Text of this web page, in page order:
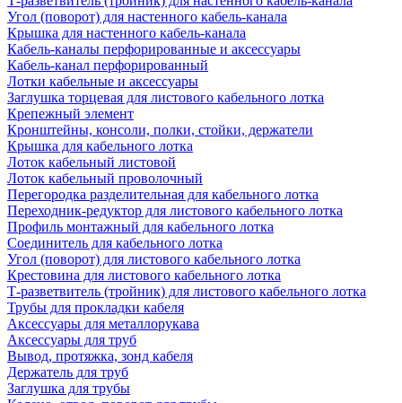
Угол (поворот) для настенного кабель-канала
Крышка для настенного кабель-канала
Кабель-каналы перфорированные и аксессуары
Кабель-канал перфорированный
Лотки кабельные и аксессуары
Заглушка торцевая для листового кабельного лотка
Крепежный элемент
Кронштейны, консоли, полки, стойки, держатели
Крышка для кабельного лотка
Лоток кабельный листовой
Лоток кабельный проволочный
Перегородка разделительная для кабельного лотка
Переходник-редуктор для листового кабельного лотка
Профиль монтажный для кабельного лотка
Соединитель для кабельного лотка
Угол (поворот) для листового кабельного лотка
Крестовина для листового кабельного лотка
Т-разветвитель (тройник) для листового кабельного лотка
Трубы для прокладки кабеля
Аксессуары для металлорукава
Аксессуары для труб
Вывод, протяжка, зонд кабеля
Держатель для труб
Заглушка для трубы